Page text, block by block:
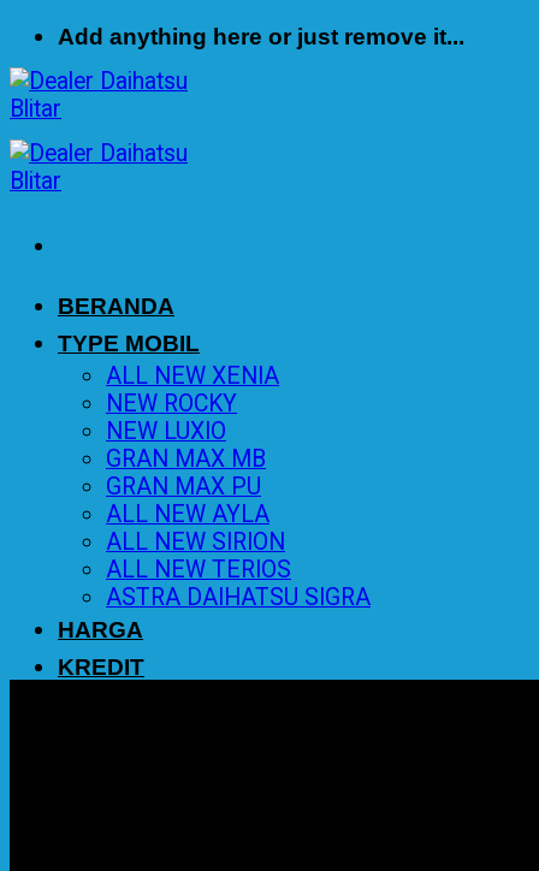
Skip
to
content
Add anything here or just remove it...
BERANDA
TYPE MOBIL
ALL NEW XENIA
NEW ROCKY
NEW LUXIO
GRAN MAX MB
GRAN MAX PU
ALL NEW AYLA
ALL NEW SIRION
ALL NEW TERIOS
ASTRA DAIHATSU SIGRA
HARGA
KREDIT